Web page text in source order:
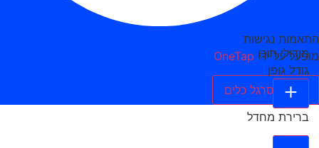
התאמות נגישות
מופעל על ידי OneTap
הסתר סרגל כלים
מודולי תוכן
גודל גופן
ברירת מחדל